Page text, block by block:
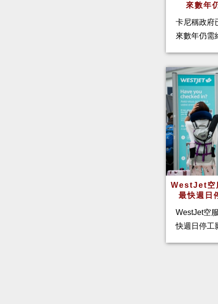
來數年
卡尼稱政府
來數年仍需
WestJet空
最快週日
WestJet空
快週日停工